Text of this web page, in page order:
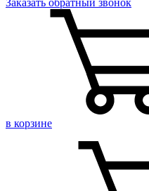
Заказать обратный звонок
в корзине